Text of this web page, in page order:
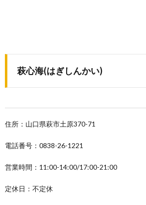
萩心海(はぎしんかい)
住所：山口県萩市土原370-71
電話番号：0838-26-1221
営業時間：11:00-14:00/17:00-21:00
定休日：不定休